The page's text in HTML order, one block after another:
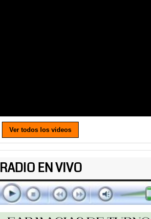
Ver todos los videos
RADIO EN VIVO